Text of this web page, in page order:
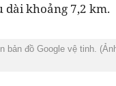
dài khoảng 7,2 km.
bản đồ Google vệ tinh.